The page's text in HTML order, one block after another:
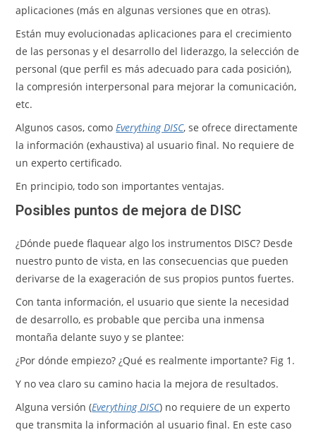
aplicaciones (más en algunas versiones que en otras).
Están muy evolucionadas aplicaciones para el crecimiento
de las personas y el desarrollo del liderazgo, la selección de
personal (que perfil es más adecuado para cada posición),
la compresión interpersonal para mejorar la comunicación,
etc.
Algunos casos, como Everything DISC, se ofrece directamente
la información (exhaustiva) al usuario final. No requiere de
un experto certificado.
En principio, todo son importantes ventajas.
Posibles puntos de mejora de DISC
¿Dónde puede flaquear algo los instrumentos DISC? Desde
nuestro punto de vista, en las consecuencias que pueden
derivarse de la exageración de sus propios puntos fuertes.
Con tanta información, el usuario que siente la necesidad
de desarrollo, es probable que perciba una inmensa
montaña delante suyo y se plantee:
¿Por dónde empiezo? ¿Qué es realmente importante? Fig 1.
Y no vea claro su camino hacia la mejora de resultados.
Alguna versión (Everything DISC) no requiere de un experto
que transmita la información al usuario final. En este caso